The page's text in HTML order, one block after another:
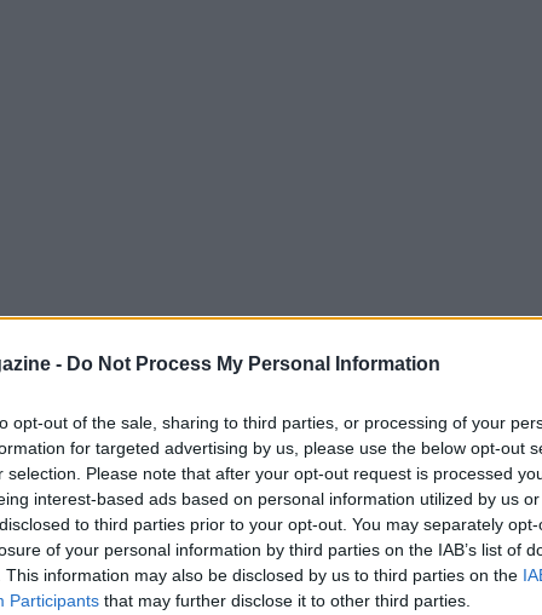
- Do Not Process My Personal Information
opt-out of the sale, sharing to third parties, or processing of your
for targeted advertising by us, please use the below opt-out
selection. Please note that after your opt-out request is processed
interest-based ads based on personal information utilized by us
to third parties prior to your opt-out. You may separately
of your personal information by third parties on the IAB’s list of
This information may also be disclosed by us to third parties on the
Participants that may further disclose it to other third parties.
un cambiamento significativo nel
due. Il club non ha svenduto i propri
contratto e fossero contesi da
somme importanti per portarli via. Joan
avendo già risolto il suo contratto con